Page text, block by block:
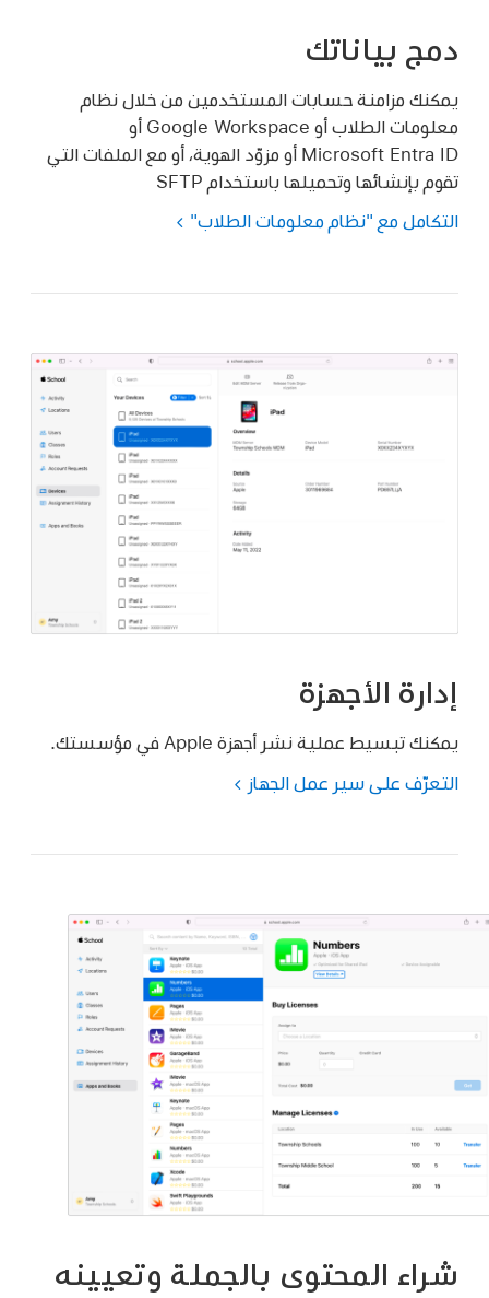
دمج بياناتك
يمكنك مزامنة حسابات المستخدمين من خلال نظام
معلومات الطلاب أو Google Workspace أو
Microsoft Entra ID أو مزوّد الهوية، أو مع الملفات التي
تقوم بإنشائها وتحميلها باستخدام SFTP
التكامل مع "نظام معلومات الطلاب"
إدارة الأجهزة
يمكنك تبسيط عملية نشر أجهزة Apple في مؤسستك.
التعرّف على سير عمل الجهاز
شراء المحتوى بالجملة وتعيينه